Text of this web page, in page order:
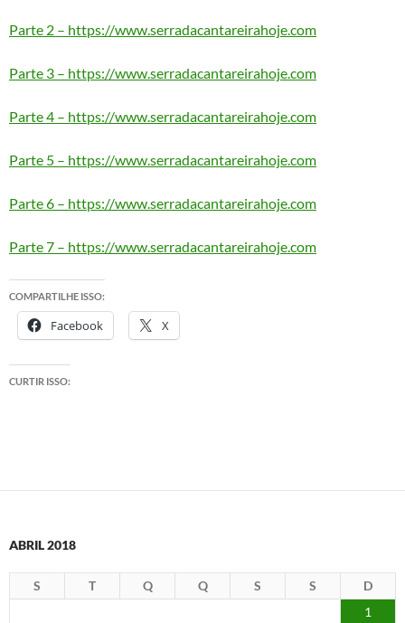
Parte 2 – https://www.serradacantareirahoje.com
Parte 3 – https://www.serradacantareirahoje.com
Parte 4 – https://www.serradacantareirahoje.com
Parte 5 – https://www.serradacantareirahoje.com
Parte 6 – https://www.serradacantareirahoje.com
Parte 7 – https://www.serradacantareirahoje.com
COMPARTILHE ISSO:
Facebook X
CURTIR ISSO:
ABRIL 2018
S T Q Q S S
D
1